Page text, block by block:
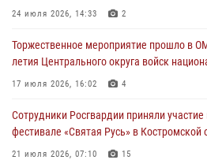
Костромичи активно используют портал
29 июля 2026, 06:26 1
Cотрудники Росгвардии и их семьи
28 июля 2026, 06:14 2
Более пятидесяти поступивших сигналов
24 июля 2026, 14:33 2
Торжественное мероприятие прошло в
летия Центрального округа войск
17 июля 2026, 16:02 4
Сотрудники Росгвардии приняли
фестивале «Святая Русь» в Костромской
21 июля 2026, 07:10 15